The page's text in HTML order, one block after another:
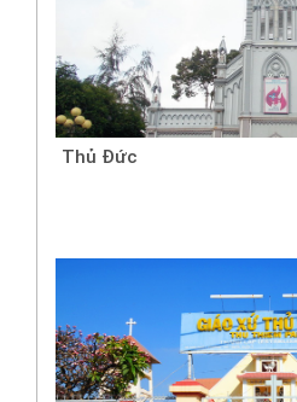
Thủ Đức